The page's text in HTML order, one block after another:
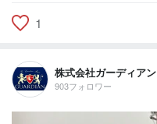
1
株式会社ガーディアン
903フォロワー